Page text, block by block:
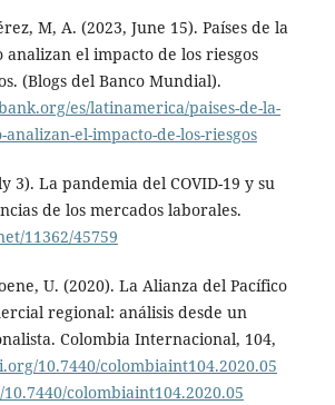
M, A. (2023, June 15). Países de la
analizan el impacto de los riesgos
(Blogs del Banco Mundial).
es/latinamerica/paises-de-la-
el-impacto-de-los-riesgos
3). La pandemia del COVID-19 y su
de los mercados laborales.
11362/45759
U. (2020). La Alianza del Pacífico
regional: análisis desde un
Colombia Internacional, 104,
10.7440/colombiaint104.2020.05
colombiaint104.2020.05